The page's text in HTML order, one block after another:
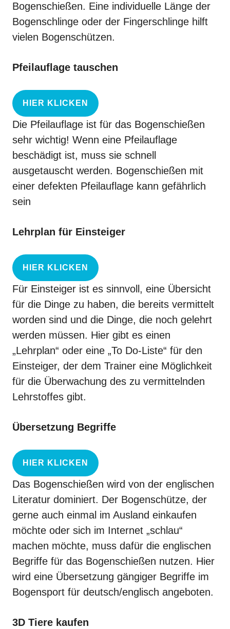
Bogenschießen. Eine individuelle Länge der
Bogenschlinge oder der Fingerschlinge hilft
vielen Bogenschützen.
Pfeilauflage tauschen
HIER KLICKEN
Die Pfeilauflage ist für das Bogenschießen
sehr wichtig! Wenn eine Pfeilauflage
beschädigt ist, muss sie schnell
ausgetauscht werden. Bogenschießen mit
einer defekten Pfeilauflage kann gefährlich
sein
Lehrplan für Einsteiger
HIER KLICKEN
Für Einsteiger ist es sinnvoll, eine Übersicht
für die Dinge zu haben, die bereits vermittelt
worden sind und die Dinge, die noch gelehrt
werden müssen. Hier gibt es einen
„Lehrplan“ oder eine „To Do-Liste“ für den
Einsteiger, der dem Trainer eine Möglichkeit
für die Überwachung des zu vermittelnden
Lehrstoffes gibt.
Übersetzung Begriffe
HIER KLICKEN
Das Bogenschießen wird von der englischen
Literatur dominiert. Der Bogenschütze, der
gerne auch einmal im Ausland einkaufen
möchte oder sich im Internet „schlau“
machen möchte, muss dafür die englischen
Begriffe für das Bogenschießen nutzen. Hier
wird eine Übersetzung gängiger Begriffe im
Bogensport für deutsch/englisch angeboten.
3D Tiere kaufen